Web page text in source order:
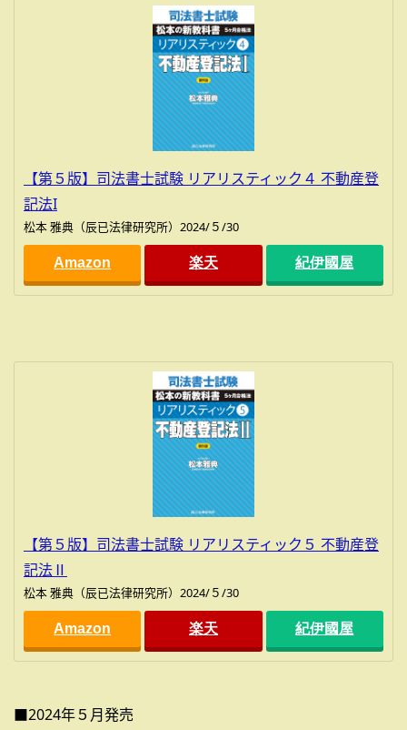
【第５版】司法書士試験 リアリスティック４ 不動産登
記法I
松本 雅典（辰已法律研究所）2024/５/30
Amazon 楽天 紀伊國屋
【第５版】司法書士試験 リアリスティック５ 不動産登
記法Ⅱ
松本 雅典（辰已法律研究所）2024/５/30
Amazon 楽天 紀伊國屋
■2024年５月発売